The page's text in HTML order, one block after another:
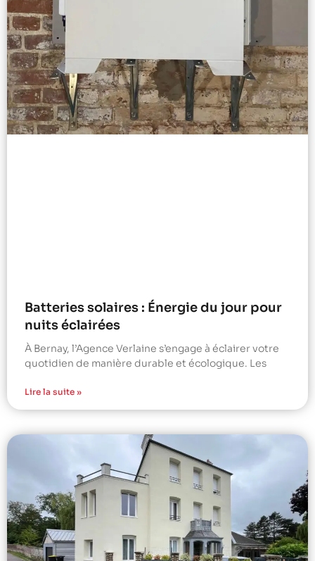
Batteries solaires : Énergie du jour pour
nuits éclairées
À Bernay, l’Agence Verlaine s’engage à éclairer votre
quotidien de manière durable et écologique. Les
Lire la suite »